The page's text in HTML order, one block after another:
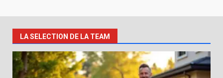
LA SELECTION DE LA TEAM